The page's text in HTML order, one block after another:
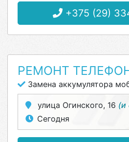
+375 (29)
РЕМОНТ
Замена аккумулятора
улица Огинского, 16 (и
Сегодня